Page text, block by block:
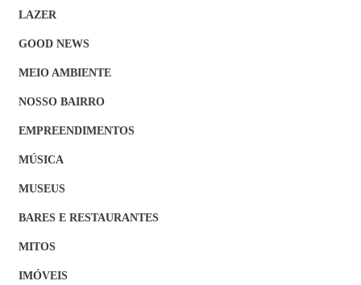
LAZER
GOOD NEWS
MEIO AMBIENTE
NOSSO BAIRRO
EMPREENDIMENTOS
MÚSICA
MUSEUS
BARES E RESTAURANTES
MITOS
IMÓVEIS